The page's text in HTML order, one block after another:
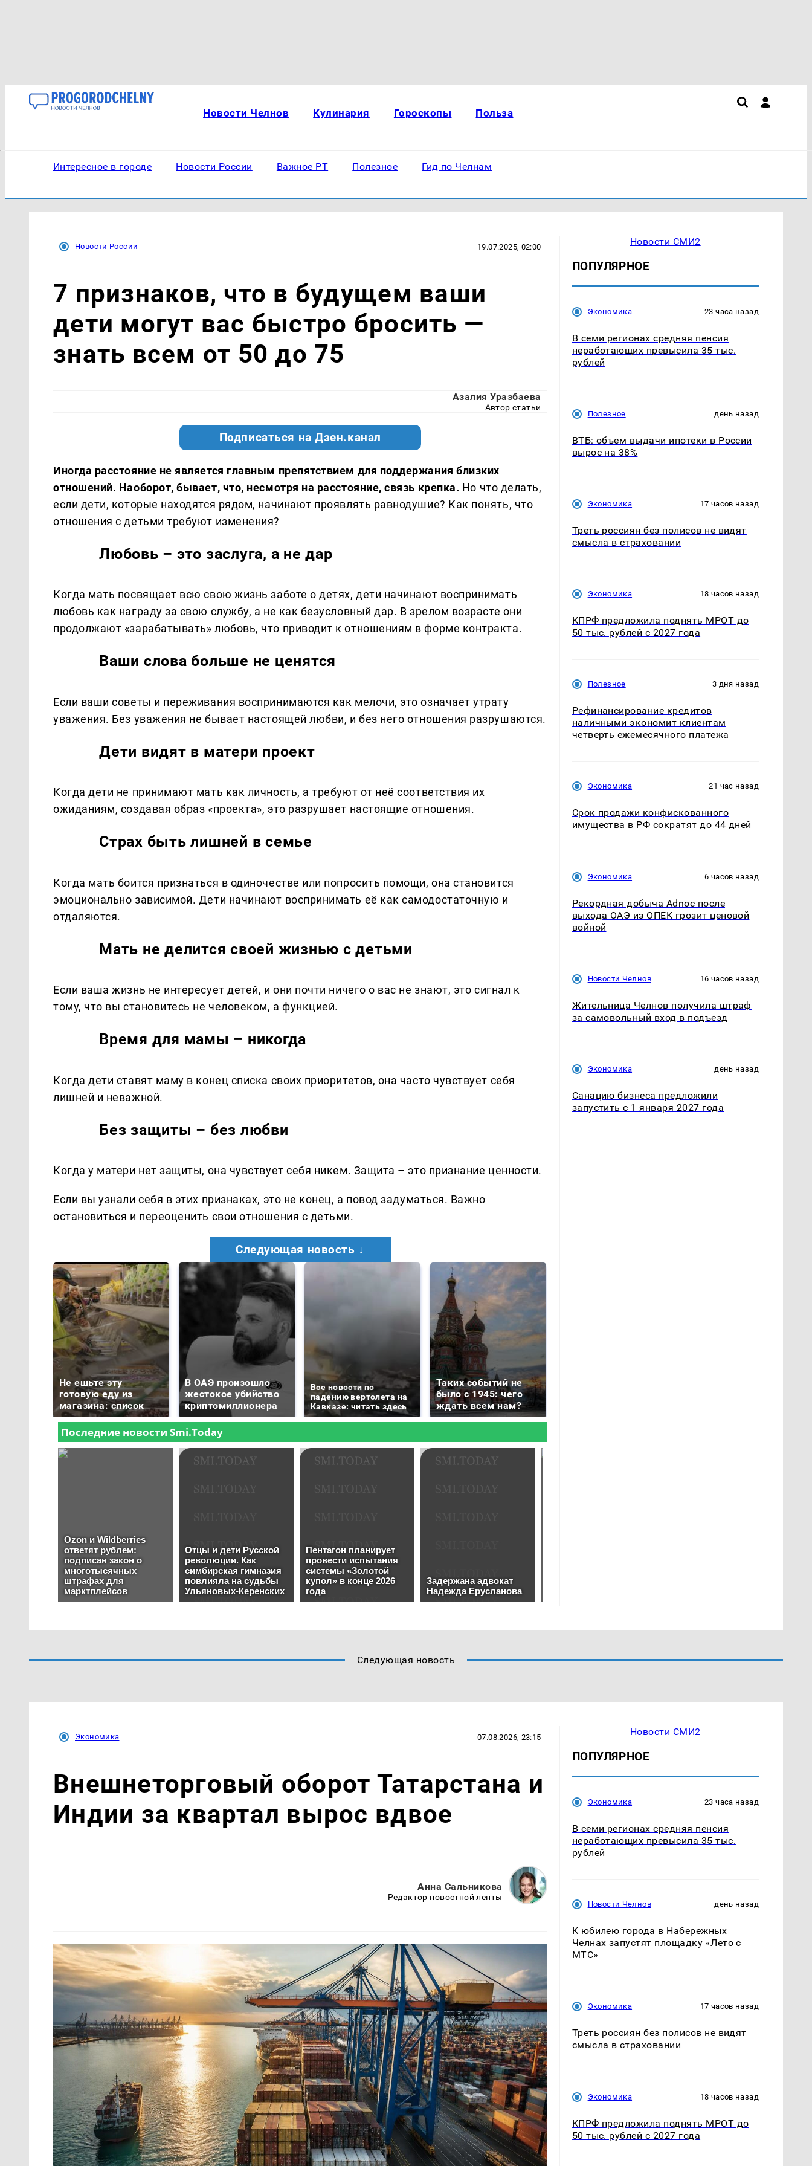
Новости Челнов Кулинария Гороскопы Польза
Интересное в городе Новости России Важное РТ Полезное Гид по Челнам
Новости России 19.07.2025, 02:00
7 признаков, что в будущем ваши
дети могут вас быстро бросить —
знать всем от 50 до 75
Азалия Уразбаева
Автор статьи
Подписаться на Дзен.канал
Иногда расстояние не является главным препятствием для поддержания близких
отношений. Наоборот, бывает, что, несмотря на расстояние, связь крепка. Но что делать,
если дети, которые находятся рядом, начинают проявлять равнодушие? Как понять, что
отношения с детьми требуют изменения?
Любовь – это заслуга, а не дар
Когда мать посвящает всю свою жизнь заботе о детях, дети начинают воспринимать
любовь как награду за свою службу, а не как безусловный дар. В зрелом возрасте они
продолжают «зарабатывать» любовь, что приводит к отношениям в форме контракта.
Ваши слова больше не ценятся
Если ваши советы и переживания воспринимаются как мелочи, это означает утрату
уважения. Без уважения не бывает настоящей любви, и без него отношения разрушаются.
Дети видят в матери проект
Когда дети не принимают мать как личность, а требуют от неё соответствия их
ожиданиям, создавая образ «проекта», это разрушает настоящие отношения.
Страх быть лишней в семье
Когда мать боится признаться в одиночестве или попросить помощи, она становится
эмоционально зависимой. Дети начинают воспринимать её как самодостаточную и
отдаляются.
Мать не делится своей жизнью с детьми
Если ваша жизнь не интересует детей, и они почти ничего о вас не знают, это сигнал к
тому, что вы становитесь не человеком, а функцией.
Время для мамы – никогда
Когда дети ставят маму в конец списка своих приоритетов, она часто чувствует себя
лишней и неважной.
Без защиты – без любви
Когда у матери нет защиты, она чувствует себя никем. Защита – это признание ценности.
Если вы узнали себя в этих признаках, это не конец, а повод задуматься. Важно
остановиться и переоценить свои отношения с детьми.
Следующая новость ↓
Не ешьте эту
готовую еду из
магазина: список
В ОАЭ произошло
жестокое убийство
криптомиллионера
Все новости по
падению вертолета на
Кавказе: читать здесь
Таких событий не
было с 1945: чего
ждать всем нам?
Новости СМИ2
ПОПУЛЯРНОЕ
Экономика 23 часа назад
В семи регионах средняя пенсия
неработающих превысила 35 тыс.
рублей
Полезное день назад
ВТБ: объем выдачи ипотеки в России
вырос на 38%
Экономика 17 часов назад
Треть россиян без полисов не видят
смысла в страховании
Экономика 18 часов назад
КПРФ предложила поднять МРОТ до
50 тыс. рублей с 2027 года
Полезное 3 дня назад
Рефинансирование кредитов
наличными экономит клиентам
четверть ежемесячного платежа
Экономика 21 час назад
Срок продажи конфискованного
имущества в РФ сократят до 44 дней
Экономика 6 часов назад
Рекордная добыча Adnoc после
выхода ОАЭ из ОПЕК грозит ценовой
войной
Новости Челнов 16 часов назад
Жительница Челнов получила штраф
за самовольный вход в подъезд
Экономика день назад
Санацию бизнеса предложили
запустить с 1 января 2027 года
Следующая новость
Экономика 07.08.2026, 23:15
Внешнеторговый оборот Татарстана и
Индии за квартал вырос вдвое
Анна Сальникова
Редактор новостной ленты
Новости СМИ2
ПОПУЛЯРНОЕ
Экономика 23 часа назад
В семи регионах средняя пенсия
неработающих превысила 35 тыс.
рублей
Новости Челнов день назад
К юбилею города в Набережных
Челнах запустят площадку «Лето с
МТС»
Экономика 17 часов назад
Треть россиян без полисов не видят
смысла в страховании
Экономика 18 часов назад
КПРФ предложила поднять МРОТ до
50 тыс. рублей с 2027 года